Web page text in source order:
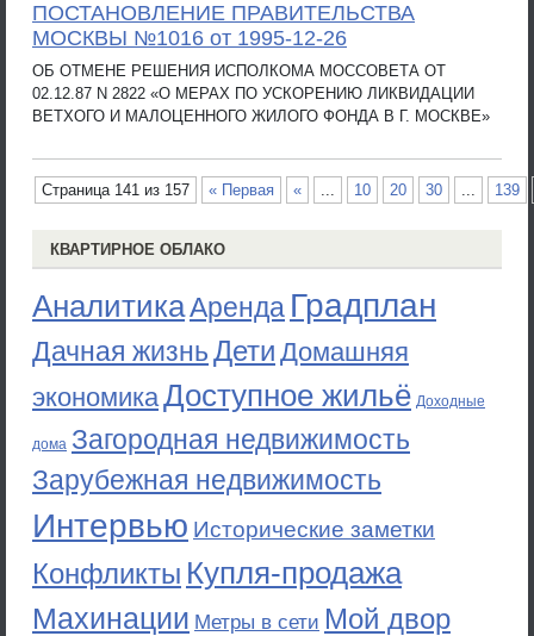
ПОСТАНОВЛЕНИЕ ПРАВИТЕЛЬСТВА
МОСКВЫ №1016 от 1995-12-26
ОБ ОТМЕНЕ РЕШЕНИЯ ИСПОЛКОМА МОССОВЕТА ОТ
02.12.87 N 2822 «О МЕРАХ ПО УСКОРЕНИЮ ЛИКВИДАЦИИ
ВЕТХОГО И МАЛОЦЕННОГО ЖИЛОГО ФОНДА В Г. МОСКВЕ»
Страница 141 из 157 « Первая « ... 10 20 30 ... 139
КВАРТИРНОЕ ОБЛАКО
АналитикаАренда Градплан
Дачная жизньДети Домашняя
экономикаДоступное жильё Доходные
дома Загородная недвижимость
Зарубежная недвижимость
Интервью Исторические заметки
Конфликты Купля-продажа
Махинации Метры в сети Мой двор